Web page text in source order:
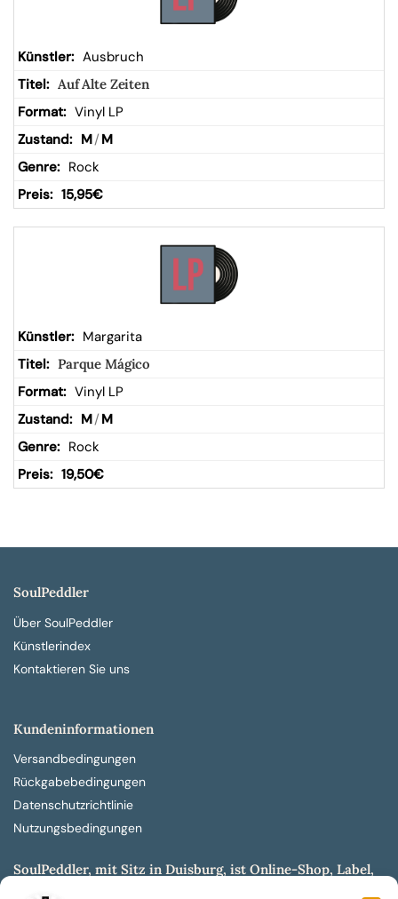
Ausbruch
Auf Alte Zeiten
Vinyl LP
M/ M
Rock
15,95€
Margarita
Parque Mágico
Vinyl LP
M/ M
Rock
19,50€
SoulPeddler
Über SoulPeddler
Künstlerindex
Kontaktieren Sie uns
Kundeninformationen
Versandbedingungen
Rückgabebedingungen
Datenschutzrichtlinie
Nutzungsbedingungen
SoulPeddler, mit Sitz in Duisburg, ist Online-Shop, Label,